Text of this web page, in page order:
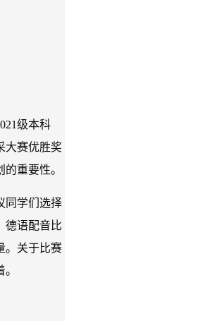
级本科
大赛优胜奖
重要性。
同学们选择
德语配音比
。关于比赛